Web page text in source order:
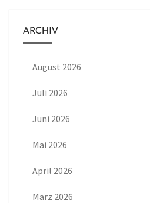
ARCHIV
August 2026
Juli 2026
Juni 2026
Mai 2026
April 2026
März 2026